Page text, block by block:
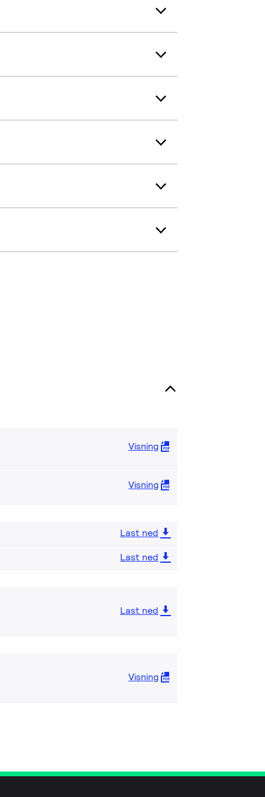
Visning
Visning
Last ned
Last ned
Last ned
Visning